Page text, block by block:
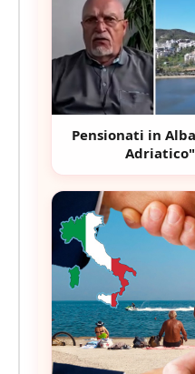
Pensionati in
Adriatico"